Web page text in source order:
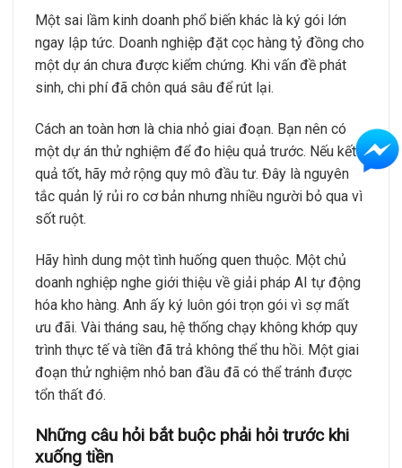
Một sai lầm kinh doanh phổ biến khác là ký gói lớn
ngay lập tức. Doanh nghiệp đặt cọc hàng tỷ đồng cho
một dự án chưa được kiểm chứng. Khi vấn đề phát
sinh, chi phí đã chôn quá sâu để rút lại.
Cách an toàn hơn là chia nhỏ giai đoạn. Bạn nên có
một dự án thử nghiệm để đo hiệu quả trước. Nếu kết
quả tốt, hãy mở rộng quy mô đầu tư. Đây là nguyên
tắc quản lý rủi ro cơ bản nhưng nhiều người bỏ qua vì
sốt ruột.
Hãy hình dung một tình huống quen thuộc. Một chủ
doanh nghiệp nghe giới thiệu về giải pháp AI tự động
hóa kho hàng. Anh ấy ký luôn gói trọn gói vì sợ mất
ưu đãi. Vài tháng sau, hệ thống chạy không khớp quy
trình thực tế và tiền đã trả không thể thu hồi. Một giai
đoạn thử nghiệm nhỏ ban đầu đã có thể tránh được
tổn thất đó.
Những câu hỏi bắt buộc phải hỏi trước khi
xuống tiền